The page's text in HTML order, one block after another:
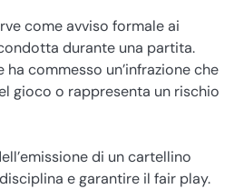
come avviso formale ai
durante una partita.
commesso un’infrazione che
gioco o rappresenta un rischio
di un cartellino
e garantire il fair play.